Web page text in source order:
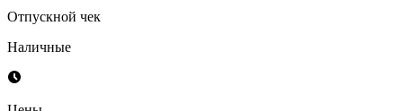
Отпускной чек
Наличные